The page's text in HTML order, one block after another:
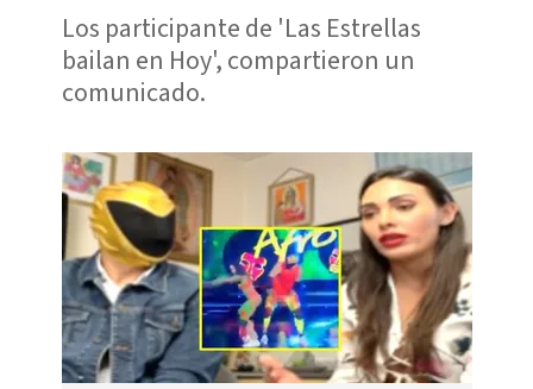
Los participante de 'Las Estrellas
bailan en Hoy', compartieron un
comunicado.